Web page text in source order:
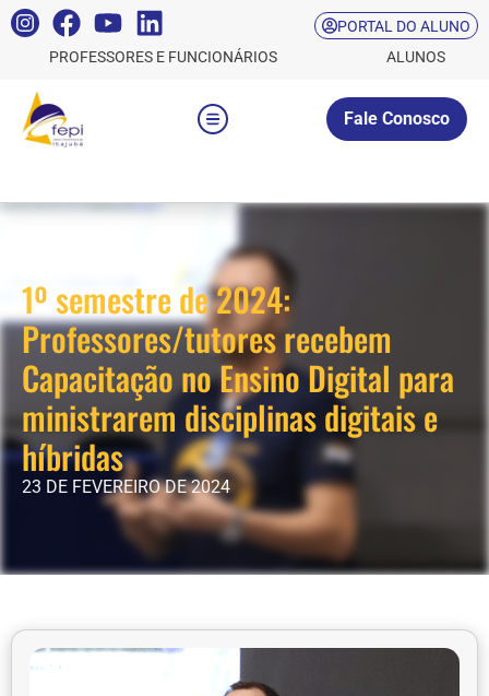
PORTAL DO ALUNO
PROFESSORES E FUNCIONÁRIOS
ALUNOS
Fale Conosco
1º semestre de 2024:
Professores/tutores recebem
Capacitação no Ensino Digital para
ministrarem disciplinas digitais e
híbridas
23 DE FEVEREIRO DE 2024